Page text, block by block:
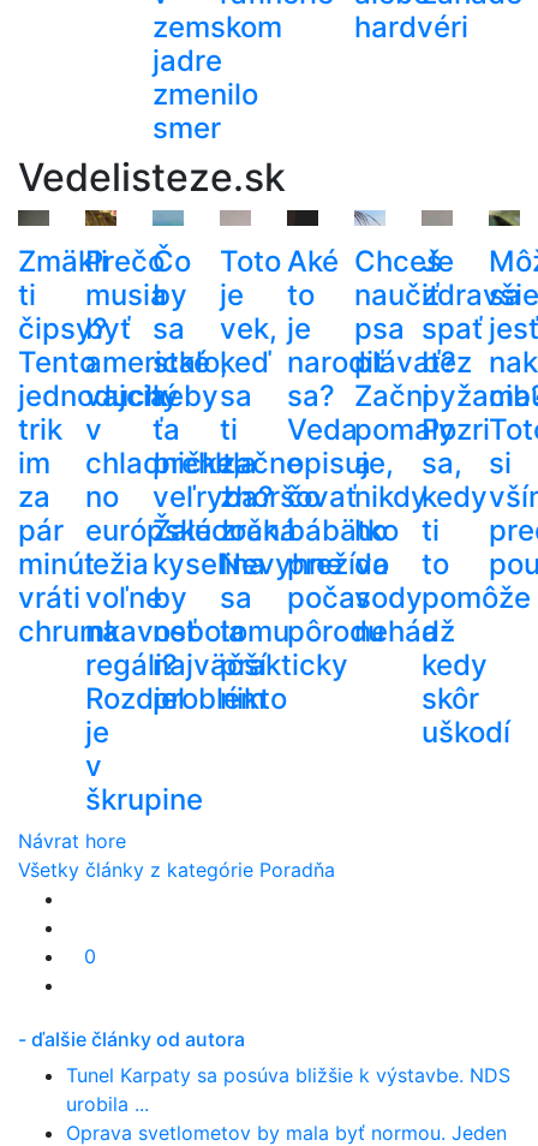
zemskom
jadre
zmenilo
smer
hardvéri
Vedelisteze.sk
Zmäkli
ti
čipsy?
Tento
jednoduchý
trik
im
za
pár
minút
vráti
chrumkavosť
Prečo
musia
byť
americké
vajcia
v
chladničke,
no
európske
ležia
voľne
na
regáli?
Rozdiel
je
v
škrupine
Čo
by
sa
stalo,
keby
ťa
prehltla
veľryba?
Žalúdočná
kyselina
by
nebola
najväčší
problém
Toto
je
vek,
keď
sa
ti
začne
zhoršovať
zrak.
Nevyhne
sa
tomu
prakticky
nikto
Aké
to
je
narodiť
sa?
Veda
opisuje,
čo
bábätko
prežíva
počas
pôrodu
Chceš
naučiť
psa
plávať?
Začni
pomaly
a
nikdy
ho
do
vody
nehádž
Je
zdravšie
spať
bez
Pozri
sa,
kedy
ti
to
pomôže
a
kedy
skôr
uškodí
sa
jesť
si
Návrat hore
Všetky články z kategórie Poradňa
0
- ďalšie články od autora
Tunel Karpaty sa posúva bližšie k výstavbe. NDS
urobila ...
Oprava svetlometov by mala byť normou. Jeden